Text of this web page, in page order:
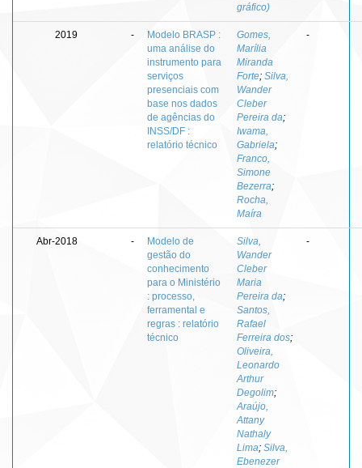
gráfico)
2019 -
Modelo BRASP :
uma análise do
instrumento para
serviços
presenciais com
base nos dados
de agências do
INSS/DF :
relatório técnico
Gomes,
Marília
Miranda
Forte; Silva,
Wander
Cleber
Pereira da;
Iwama,
Gabriela;
Franco,
Simone
Bezerra;
Rocha,
Maíra
-
Abr-2018 -
Modelo de
gestão do
conhecimento
para o Ministério
: processo,
ferramental e
regras : relatório
técnico
Silva,
Wander
Cleber
Maria
Pereira da;
Santos,
Rafael
Ferreira dos;
Oliveira,
Leonardo
Arthur
Degolim;
Araújo,
Attany
Nathaly
Lima; Silva,
Ebenezer
-